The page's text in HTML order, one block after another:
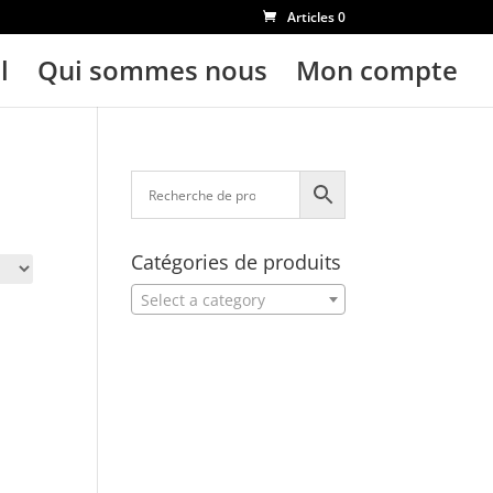
Articles 0
Qui sommes nous Mon compte
Catégories de produits
Select a category